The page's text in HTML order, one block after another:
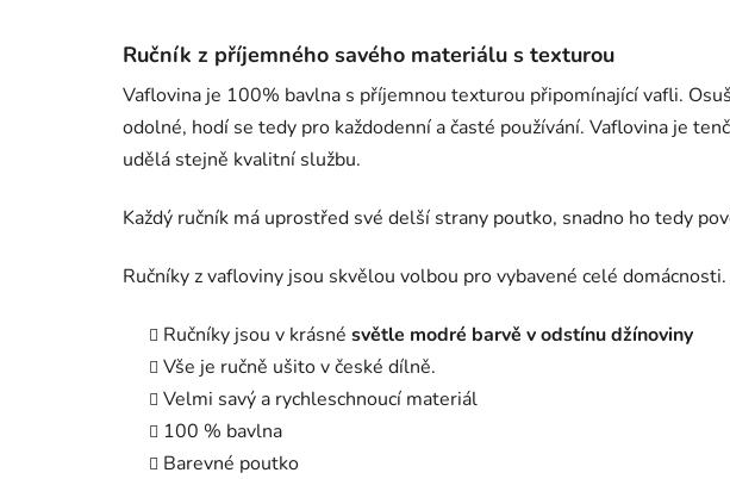
Ručník z příjemného savého materiálu s texturou
Vaflovina je 100% bavlna s příjemnou texturou připomínající vafli.
odolné, hodí se tedy pro každodenní a časté používání. Vaflovina je
udělá stejně kvalitní službu.
Každý ručník má uprostřed své delší strany poutko, snadno ho tedy
Ručníky z vafloviny jsou skvělou volbou pro vybavené celé
Ručníky jsou v krásné světle modré barvě v odstínu džínoviny
Vše je ručně ušito v české dílně.
Velmi savý a rychleschnoucí materiál
100 % bavlna
Barevné poutko